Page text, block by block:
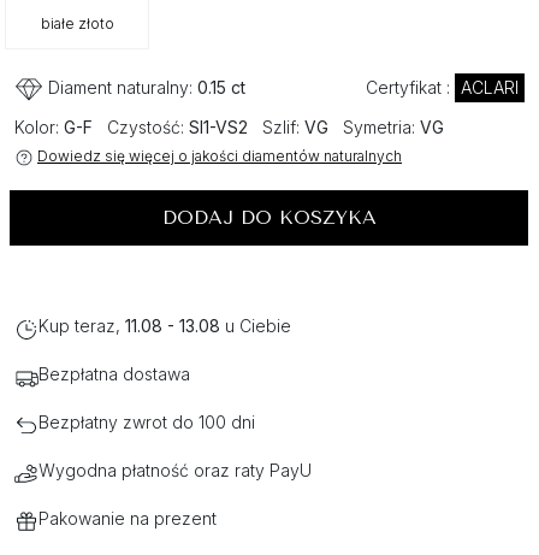
białe złoto
Diament naturalny: 0.15 ct Certyfikat : ACLARI
Kolor: G-F Czystość: SI1-VS2 Szlif: VG Symetria: VG
Dowiedz się więcej o jakości diamentów naturalnych
DODAJ DO KOSZYKA
Kup teraz, 11.08 - 13.08 u Ciebie
Bezpłatna dostawa
Bezpłatny zwrot do 100 dni
Wygodna płatność oraz raty PayU
Pakowanie na prezent